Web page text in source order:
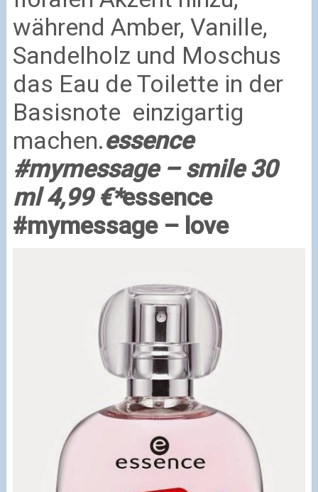
während Amber, Vanille,
Sandelholz und Moschus
das Eau de Toilette in der
Basisnote einzigartig
machen.essence
#mymessage – smile 30
ml 4,99 €*essence
#mymessage – love